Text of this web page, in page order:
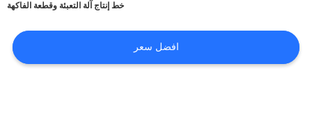
اطلب
خط إنتاج آلة التعبئة وقطعة الفاكهة
افضل سعر